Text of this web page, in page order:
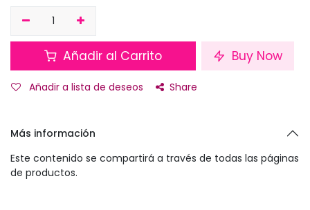
Añadir al Carrito Buy Now
Añadir a lista de deseos Share
Más información
Este contenido se compartirá a través de todas las páginas
de productos.